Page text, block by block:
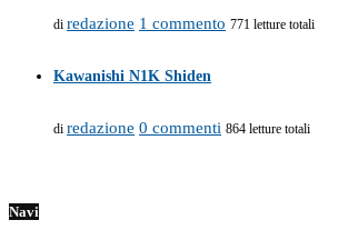
di redazione 1 commento 771 letture totali
Kawanishi N1K Shiden
di redazione 0 commenti 864 letture totali
Navi